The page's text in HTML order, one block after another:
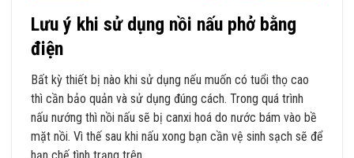
Lưu ý khi sử dụng nồi nấu phở bằng
điện
Bất kỳ thiết bị nào khi sử dụng nếu muốn có tuổi thọ cao
thì cần bảo quản và sử dụng đúng cách. Trong quá trình
nấu nướng thì nồi nấu sẽ bị canxi hoá do nước bám vào bề
mặt nồi. Vì thế sau khi nấu xong bạn cần vệ sinh sạch sẽ để